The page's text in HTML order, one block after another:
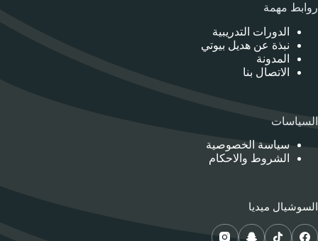
روابط مهمة
الدورات التدريبية
نبذة عن هديل بيوتي
المدونة
الاتصال بنا
السياسات
سياسة الخصوصية
الشروط والاحكام
السوشيال ميديا